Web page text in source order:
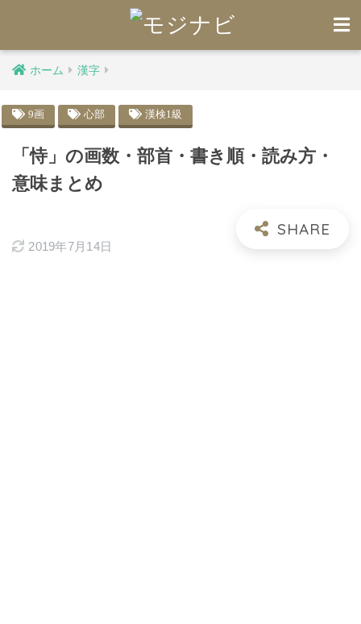
ホーム 漢字
9画 心部 漢検1級
「恃」の画数・部首・書き順・読み方・
意味まとめ
2019年7月14日